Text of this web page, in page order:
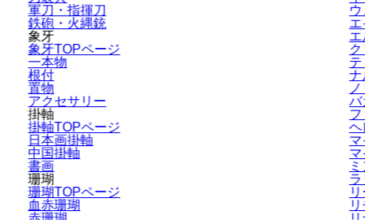
軍刀・指揮刀
鉄砲・火縄銃
象牙
象牙TOPページ
一本物
根付
置物
アクセサリー
掛軸
掛軸TOPページ
日本画掛軸
中国掛軸
書画
珊瑚
珊瑚TOPページ
血赤珊瑚
エ
エ
テ
ナ
バ
フ
ヘ
マ
マ